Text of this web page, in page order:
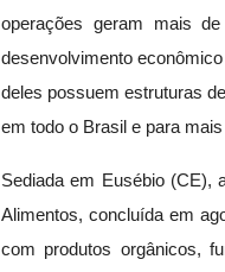
operações geram mais
desenvolvimento
deles possuem estruturas
em todo o Brasil e para
Sediada em Eusébio (CE),
Alimentos, concluída em
com produtos orgânicos,